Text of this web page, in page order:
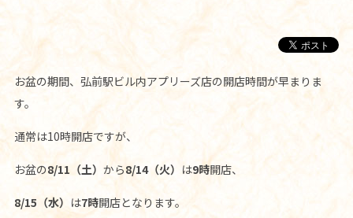
お盆の期間、弘前駅ビル内アプリーズ店の開店時間が早まりま
す。
通常は10時開店ですが、
お盆の8/11（土） から8/14（火） は9時開店、
8/15（水） は7時開店となります。